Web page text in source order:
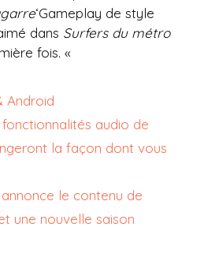
‘Gameplay de style
dans Surfers du métro
fois. «
Android
audio de
la façon dont vous
le contenu de
une nouvelle saison